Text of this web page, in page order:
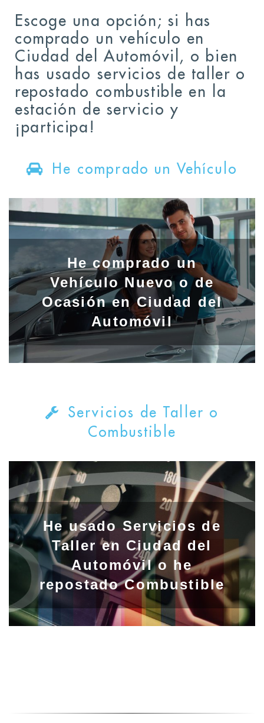
Escoge una opción; si has
comprado un vehículo en
Ciudad del Automóvil, o bien
has usado servicios de taller o
repostado combustible en la
estación de servicio y
¡participa!
He comprado un Vehículo
He comprado un
Vehículo Nuevo o de
Ocasión en Ciudad del
Automóvil
Servicios de Taller o
Combustible
He usado Servicios de
Taller en Ciudad del
Automóvil o he
repostado Combustible